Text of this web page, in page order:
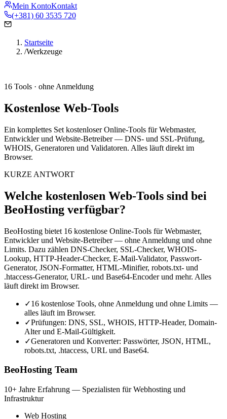
Mein KontoKontakt
(+381) 60 3535 720
Startseite
/Werkzeuge
16 Tools · ohne Anmeldung
Kostenlose Web-Tools
Ein komplettes Set kostenloser Online-Tools für Webmaster,
Entwickler und Website-Betreiber — DNS- und SSL-Prüfung,
WHOIS, Generatoren und Validatoren. Alles läuft direkt im
Browser.
KURZE ANTWORT
Welche kostenlosen Web-Tools sind bei
BeoHosting verfügbar?
BeoHosting bietet 16 kostenlose Online-Tools für Webmaster,
Entwickler und Website-Betreiber — ohne Anmeldung und ohne
Limits. Dazu zählen DNS-Checker, SSL-Checker, WHOIS-
Lookup, HTTP-Header-Checker, E-Mail-Validator, Passwort-
Generator, JSON-Formatter, HTML-Minifier, robots.txt- und
.htaccess-Generator, URL- und Base64-Encoder und mehr. Alles
läuft direkt im Browser.
✓16 kostenlose Tools, ohne Anmeldung und ohne Limits —
alles läuft im Browser.
✓Prüfungen: DNS, SSL, WHOIS, HTTP-Header, Domain-
Alter und E-Mail-Gültigkeit.
✓Generatoren und Konverter: Passwörter, JSON, HTML,
robots.txt, .htaccess, URL und Base64.
BeoHosting Team
10+ Jahre Erfahrung — Spezialisten für Webhosting und
Infrastruktur
Web Hosting